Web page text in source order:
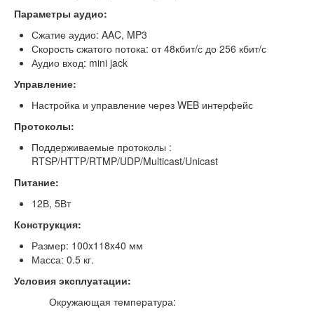
Параметры аудио:
Сжатие аудио: AAC, MP3
Скорость сжатого потока: от 48кбит/с до 256 кбит/с
Аудио вход: mini jack
Управление:
Настройка и управление через WEB интерфейс
Протоколы:
Поддерживаемые протоколы :
RTSP/HTTP/RTMP/UDP/Multicast/Unicast
Питание:
12В, 5Вт
Конструкция:
Размер: 100x118x40 мм
Масса: 0.5 кг.
Условия эксплуатации:
Окружающая температура: